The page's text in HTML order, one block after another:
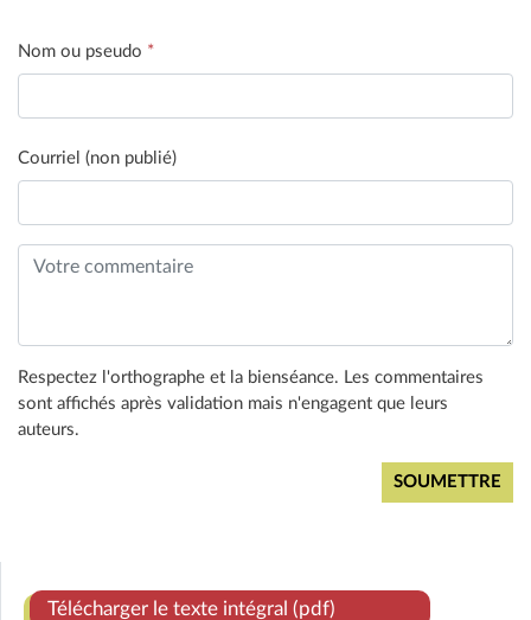
Nom ou pseudo *
Courriel (non publié)
Respectez l'orthographe et la bienséance. Les commentaires
sont affichés après validation mais n'engagent que leurs
auteurs.
Télécharger le texte intégral (pdf)